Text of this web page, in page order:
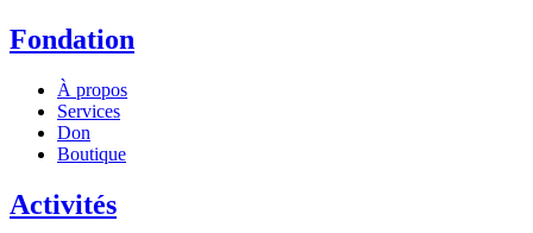
Fondation
À propos
Services
Don
Boutique
Activités